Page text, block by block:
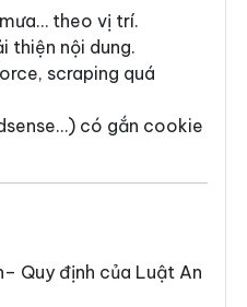
theo vị trí.
thiện nội dung.
scraping quá
có gắn cookie
Quy định của Luật An